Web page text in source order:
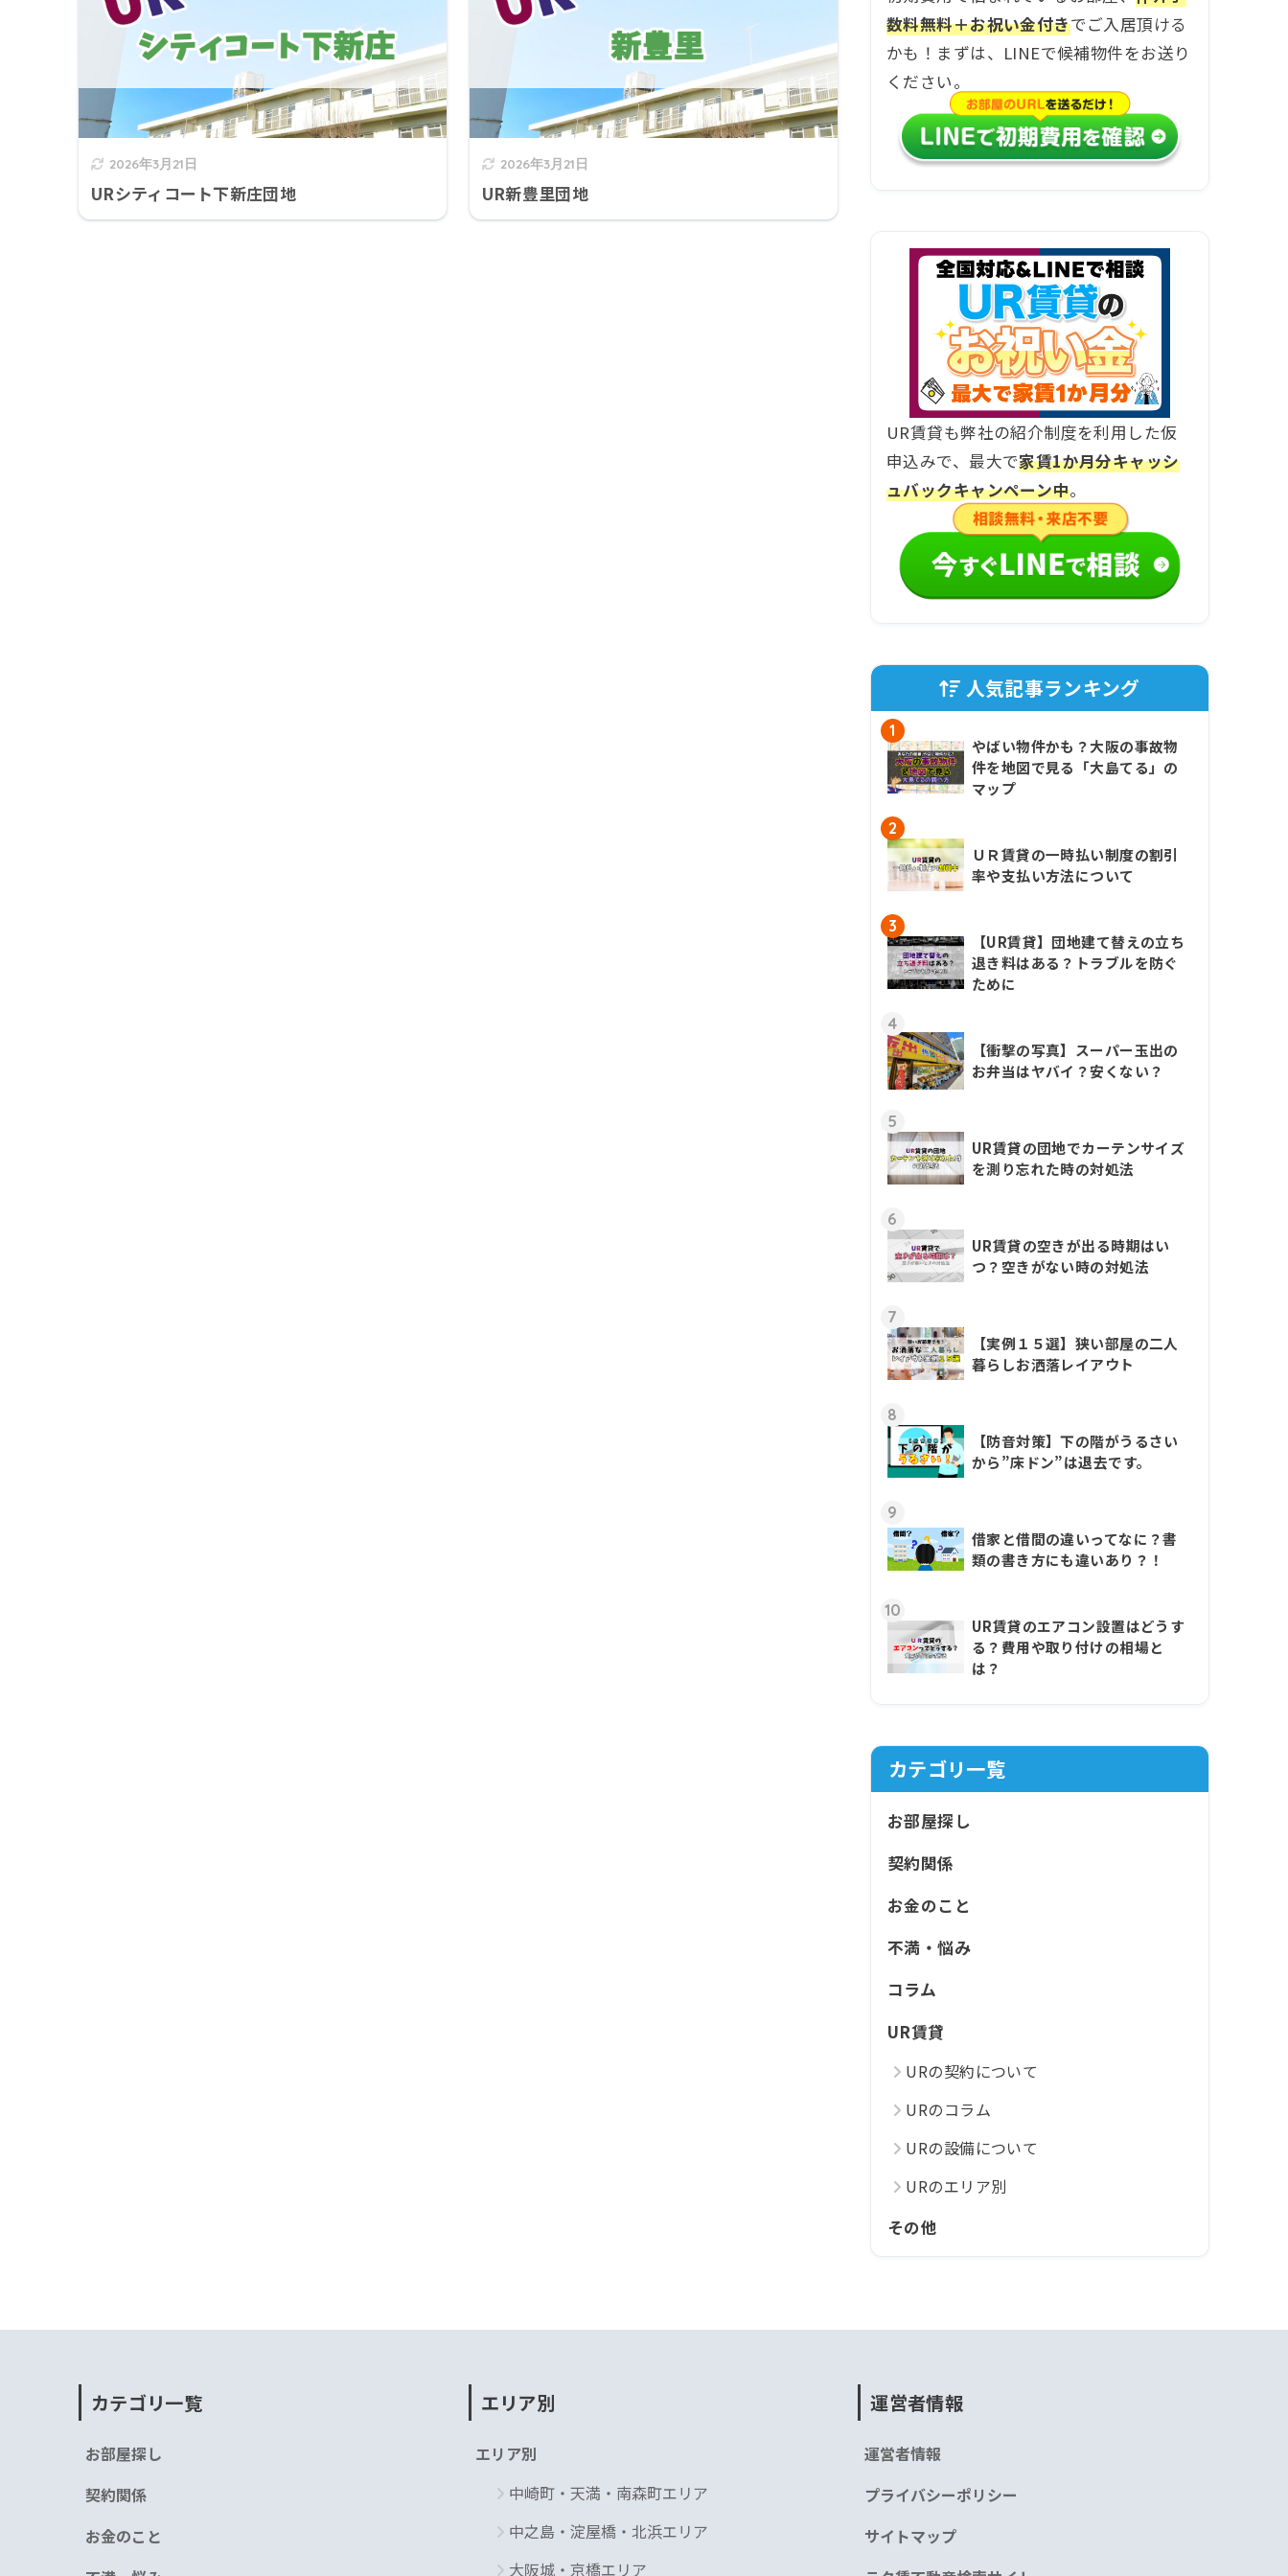
2026年3月21日
URシティコート下新庄団地
2026年3月21日
UR新豊里団地
数料無料＋お祝い金付きでご入居頂ける
かも！まずは、LINEで候補物件をお送り
ください。
UR賃貸も弊社の紹介制度を利用した仮
申込みで、最大で家賃1か月分キャッシ
ュバックキャンペーン中。
人気記事ランキング
1
やばい物件かも？大阪の事故物
件を地図で見る「大島てる」の
マップ
2
ＵＲ賃貸の一時払い制度の割引
率や支払い方法について
3
【UR賃貸】団地建て替えの立ち
退き料はある？トラブルを防ぐ
ために
4
【衝撃の写真】スーパー玉出の
お弁当はヤバイ？安くない？
5
UR賃貸の団地でカーテンサイズ
を測り忘れた時の対処法
6
UR賃貸の空きが出る時期はい
つ？空きがない時の対処法
7
【実例１５選】狭い部屋の二人
暮らしお洒落レイアウト
8
【防音対策】下の階がうるさい
から”床ドン”は退去です。
9
借家と借間の違いってなに？書
類の書き方にも違いあり？！
10
UR賃貸のエアコン設置はどうす
る？費用や取り付けの相場と
は？
カテゴリ一覧
お部屋探し
契約関係
お金のこと
不満・悩み
コラム
UR賃貸
URの契約について
URのコラム
URの設備について
URのエリア別
その他
カテゴリ一覧
お部屋探し
契約関係
お金のこと
エリア別
エリア別
中崎町・天満・南森町エリア
中之島・淀屋橋・北浜エリア
大阪城・京橋エリア
運営者情報
運営者情報
プライバシーポリシー
サイトマップ